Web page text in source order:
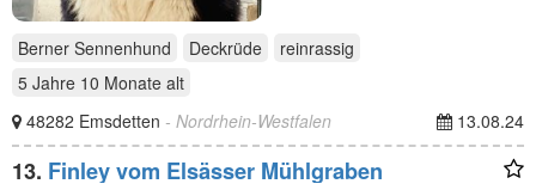
Berner Sennenhund Deckrüde
reinrassig
5 Jahre 10 Monate alt
48282 Emsdetten - Nordrhein-Westfalen 13.08.24
13. Finley vom Elsässer Mühlgraben